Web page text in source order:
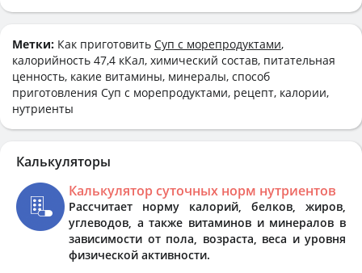
Метки: Как приготовить Суп с морепродуктами,
калорийность 47,4 кКал, химический состав, питательная
ценность, какие витамины, минералы, способ
приготовления Суп с морепродуктами, рецепт, калории,
нутриенты
Калькуляторы
Калькулятор суточных норм нутриентов
Рассчитает норму калорий, белков, жиров,
углеводов, а также витаминов и минералов в
зависимости от пола, возраста, веса и уровня
физической активности.